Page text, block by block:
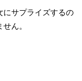
にサプライズするの
ん。